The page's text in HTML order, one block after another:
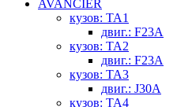
AVANCIER
кузов: TA1
двиг.: F23A
кузов: TA2
двиг.: F23A
кузов: TA3
двиг.: J30A
кузов: TA4